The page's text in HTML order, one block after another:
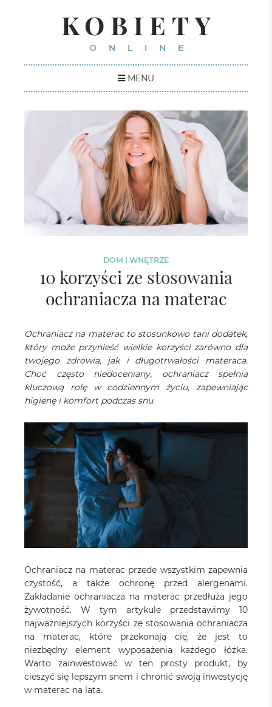
KOBIETY
ONLINE
MENU
DOM I WNĘTRZE
10 korzyści ze stosowania
ochraniacza na materac
Ochraniacz na materac to stosunkowo tani dodatek,
który może przynieść wielkie korzyści zarówno dla
twojego zdrowia, jak i długotrwałości materaca.
Choć często niedoceniany, ochraniacz spełnia
kluczową rolę w codziennym życiu, zapewniając
higienę i komfort podczas snu.
Ochraniacz na materac przede wszystkim zapewnia
czystość, a także ochronę przed alergenami.
Zakładanie ochraniacza na materac przedłuża jego
żywotność. W tym artykule przedstawimy 10
najważniejszych korzyści ze stosowania ochraniacza
na materac, które przekonają cię, że jest to
niezbędny element wyposażenia każdego łóżka.
Warto zainwestować w ten prosty produkt, by
cieszyć się lepszym snem i chronić swoją inwestycję
w materac na lata.